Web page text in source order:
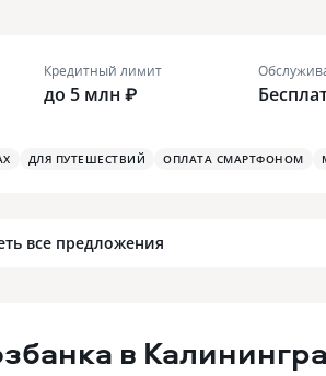
Кредитный лимит
до 5 млн ₽
ДЛЯ ПУТЕШЕСТВИЙ ОПЛАТА СМАРТФОНОМ
все предложения
в